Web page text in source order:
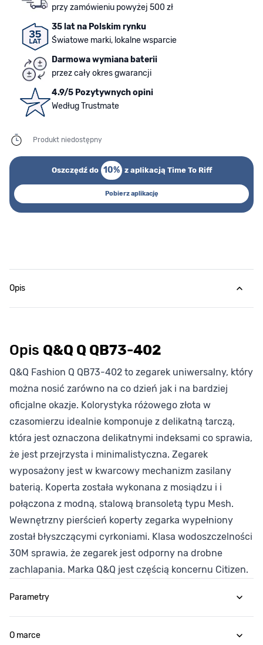
przy zamówieniu powyżej 500 zł
35 lat na Polskim rynku
Światowe marki, lokalne wsparcie
Darmowa wymiana baterii
przez cały okres gwarancji
4.9/5 Pozytywnych opini
Według Trustmate
Produkt niedostępny
Oszczędź do 10% z aplikacją Time To Riff
Pobierz aplikację
Opis
Opis Q&Q Q QB73-402
Q&Q Fashion Q QB73-402 to zegarek uniwersalny, który
można nosić zarówno na co dzień jak i na bardziej
oficjalne okazje. Kolorystyka różowego złota w
czasomierzu idealnie komponuje z delikatną tarczą,
która jest oznaczona delikatnymi indeksami co sprawia,
że jest przejrzysta i minimalistyczna. Zegarek
wyposażony jest w kwarcowy mechanizm zasilany
baterią. Koperta została wykonana z mosiądzu i i
połączona z modną, stalową bransoletą typu Mesh.
Wewnętrzny pierścień koperty zegarka wypełniony
został błyszczącymi cyrkoniami. Klasa wodoszczelności
30M sprawia, że zegarek jest odporny na drobne
zachlapania. Marka Q&Q jest częścią koncernu Citizen.
Parametry
O marce